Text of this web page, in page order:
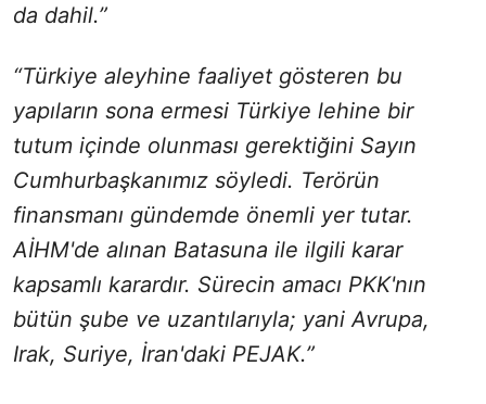
da dahil.”
“Türkiye aleyhine faaliyet gösteren bu
yapıların sona ermesi Türkiye lehine bir
tutum içinde olunması gerektiğini Sayın
Cumhurbaşkanımız söyledi. Terörün
finansmanı gündemde önemli yer tutar.
AİHM'de alınan Batasuna ile ilgili karar
kapsamlı karardır. Sürecin amacı PKK'nın
bütün şube ve uzantılarıyla; yani Avrupa,
Irak, Suriye, İran'daki PEJAK.”